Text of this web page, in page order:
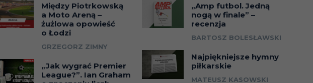
Między Piotrkowską
a Moto Areną –
żużlowa opowieść
o Łodzi
GRZEGORZ ZIMNY
„Jak wygrać Premier
League?”. Ian Graham
„Amp futbol. Jedną
nogą w finale” –
recenzja
BARTOSZ BOLESŁAWSKI
Najpiękniejsze hymny
piłkarskie
MATEUSZ KASOWSKI